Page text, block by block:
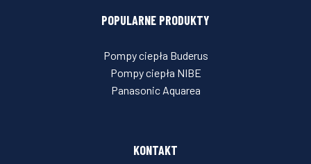
POPULARNE PRODUKTY
Pompy ciepła Buderus
Pompy ciepła NIBE
Panasonic Aquarea
KONTAKT